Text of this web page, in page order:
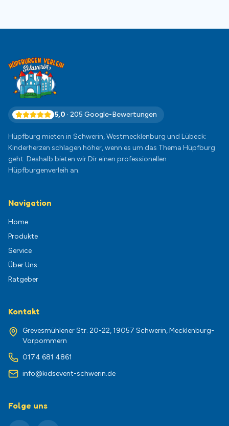
5,0 · 205 Google-Bewertungen
Hüpfburg mieten in Schwerin, Westmecklenburg und Lübeck:
Kinderherzen schlagen höher, wenn es um das Thema Hüpfburg
geht. Deshalb bieten wir Dir einen professionellen
Hüpfburgenverleih an.
Navigation
Home
Produkte
Service
Über Uns
Ratgeber
Kontakt
Grevesmühlener Str. 20-22, 19057 Schwerin, Mecklenburg-
Vorpommern
0174 681 4861
info@kidsevent-schwerin.de
Folge uns